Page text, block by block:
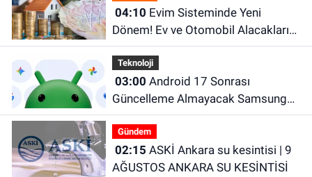
04:10
Dönem! Ev ve Otomobil Alacakları
İlgilendiren Kısıtlamalar Geliyor
Teknoloji
03:00
Güncelleme Almayacak Samsung
Telefonlar Belli Oldu!
Gündem
02:15
AĞUSTOS ANKARA SU KESİNTİSİ